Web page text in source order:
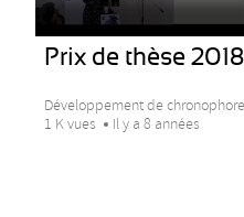
Prix de thèse
Développement de
1 K vues
Il y a 8 années